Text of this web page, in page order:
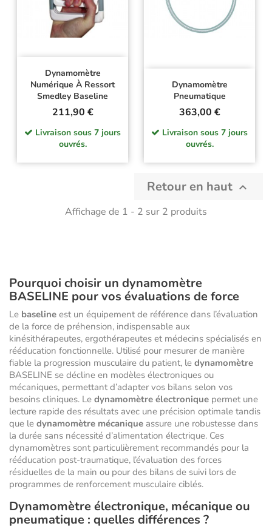
Dynamomètre
Numérique À Ressort
Smedley Baseline
Prix
211,90 €
Livraison sous 7 jours
ouvrés.
Dynamomètre
Pneumatique
Prix
363,00 €
Livraison sous 7 jours
ouvrés.
Retour en haut 
Affichage de 1 - 2 sur 2 produits
Pourquoi choisir un dynamomètre
BASELINE pour vos évaluations de force
Le baseline est un équipement de référence dans l’évaluation
de la force de préhension, indispensable aux
kinésithérapeutes, ergothérapeutes et médecins spécialisés en
rééducation fonctionnelle. Utilisé pour mesurer de manière
fiable la progression musculaire du patient, le dynamomètre
BASELINE se décline en modèles électroniques ou
mécaniques, permettant d’adapter vos bilans selon vos
besoins cliniques. Le dynamomètre électronique permet une
lecture rapide des résultats avec une précision optimale tandis
que le dynamomètre mécanique assure une robustesse dans
la durée sans nécessité d’alimentation électrique. Ces
dynamomètres sont particulièrement recommandés pour la
rééducation post-traumatique, l’évaluation des forces
résiduelles de la main ou pour des bilans de suivi lors de
programmes de renforcement musculaire ciblés.
Dynamomètre électronique, mécanique ou
pneumatique : quelles différences ?